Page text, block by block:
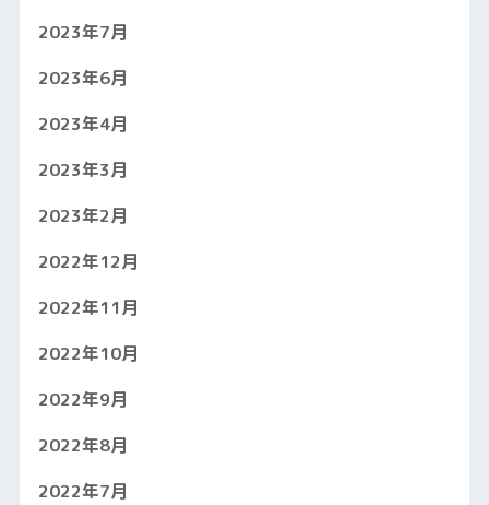
2023年7月
2023年6月
2023年4月
2023年3月
2023年2月
2022年12月
2022年11月
2022年10月
2022年9月
2022年8月
2022年7月